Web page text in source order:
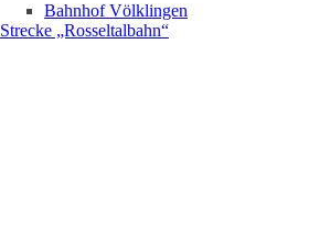
Bahnhof Völklingen
Strecke „Rosseltalbahn“